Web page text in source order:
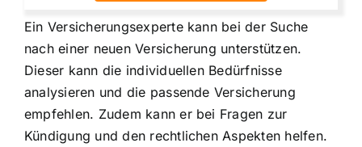
Ein Versicherungsexperte kann bei der Suche
nach einer neuen Versicherung unterstützen.
Dieser kann die individuellen Bedürfnisse
analysieren und die passende Versicherung
empfehlen. Zudem kann er bei Fragen zur
Kündigung und den rechtlichen Aspekten helfen.